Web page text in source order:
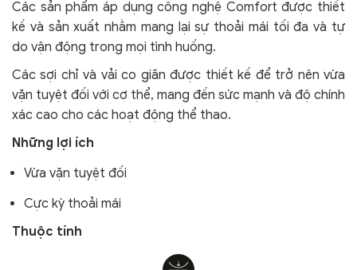
Các sản phẩm áp dụng công nghệ Comfortđược thiết
kế và sản xuất nhằm mang lại sự thoải mái tối đa và tự
do vận động trong mọi tình huống.
Các sợi chỉ và vải co giãn được thiết kế để trở nên vừa
vặn tuyệt đối với cơ thể, mang đến sức mạnh và độ chính
xác cao cho các hoạt động thể thao.
Những lợi ích
Vừa vặn tuyệt đối
Cực kỳ thoải mái
Thuộc tính